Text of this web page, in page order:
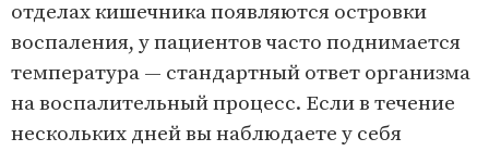
отделах кишечника появляются островки
воспаления, у пациентов часто поднимается
температура — стандартный ответ организма
на воспалительный процесс. Если в течение
нескольких дней вы наблюдаете у себя